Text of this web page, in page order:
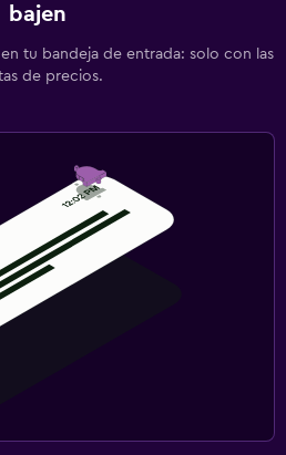
bajen
tu bandeja de entrada: solo con las
de precios.